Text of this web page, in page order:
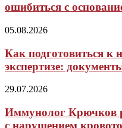
ошибиться с
05.08.2026
Как подготовиться к
экспертизе:
29.07.2026
Иммунолог Крючков
с нарушением